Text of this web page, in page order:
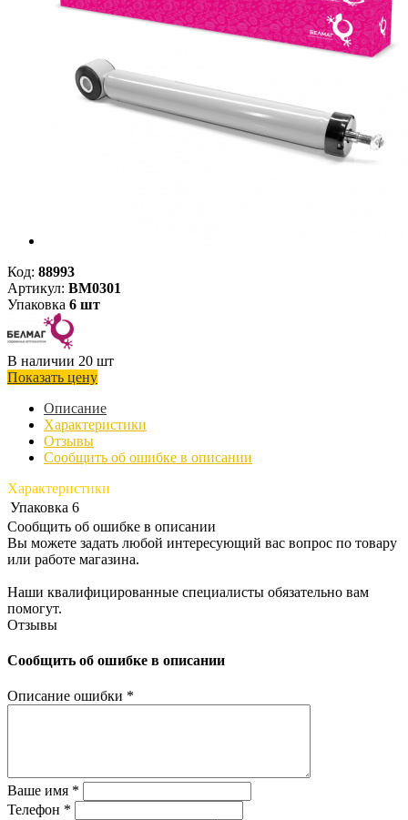
Код: 88993
Артикул: BM0301
Упаковка 6 шт
В наличии 20 шт
Показать цену
Описание
Характеристики
Отзывы
Сообщить об ошибке в описании
Характеристики
Упаковка 6
Сообщить об ошибке в описании
Вы можете задать любой интересующий вас вопрос по товару
или работе магазина.
Наши квалифицированные специалисты обязательно вам
помогут.
Отзывы
Сообщить об ошибке в описании
Описание ошибки *
Ваше имя *
Телефон *